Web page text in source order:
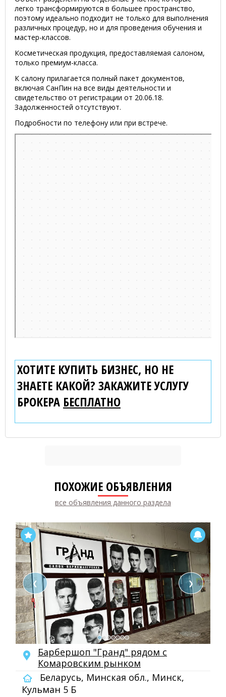
легко трансформируются в большее пространство,
поэтому идеально подходит не только для выполнения
различных процедур, но и для проведения обучения и
мастер-классов.
Косметическая продукция, предоставляемая салоном,
только премиум-класса.
К салону прилагается полный пакет документов,
включая СанПин на все виды деятельности и
свидетельство от регистрации от 20.06.18.
Задолженностей отсутствуют.
Подробности по телефону или при встрече.
ХОТИТЕ КУПИТЬ БИЗНЕС, НО НЕ
ЗНАЕТЕ КАКОЙ? ЗАКАЖИТЕ УСЛУГУ
БРОКЕРА БЕСПЛАТНО
ПОХОЖИЕ ОБЪЯВЛЕНИЯ
все объявления данного раздела
❮ ❯
Барбершоп "Гранд" рядом с
Комаровским рынком
Беларусь, Минская обл., Минск,
Кульман 5 Б